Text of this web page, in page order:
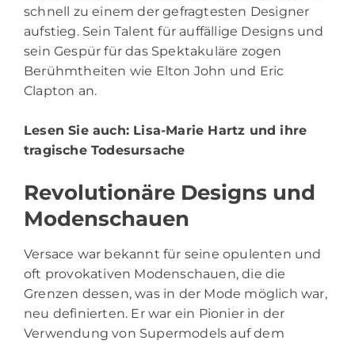
schnell zu einem der gefragtesten Designer
aufstieg. Sein Talent für auffällige Designs und
sein Gespür für das Spektakuläre zogen
Berühmtheiten wie Elton John und Eric
Clapton an.
Lesen Sie auch: Lisa-Marie Hartz und ihre
tragische Todesursache
Revolutionäre Designs und
Modenschauen
Versace war bekannt für seine opulenten und
oft provokativen Modenschauen, die die
Grenzen dessen, was in der Mode möglich war,
neu definierten. Er war ein Pionier in der
Verwendung von Supermodels auf dem